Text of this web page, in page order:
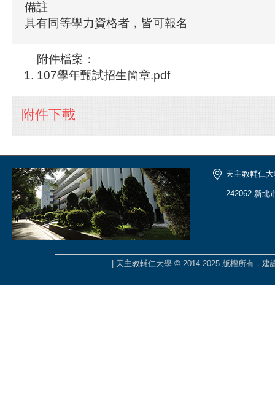
備註
具有同等學力資格者，皆可報名
附件檔案：
107學年甄試招生簡章.pdf
附件下載
天主教輔仁
242062 新北
| 天主教輔仁大學 © 2014-2025 版權所有，